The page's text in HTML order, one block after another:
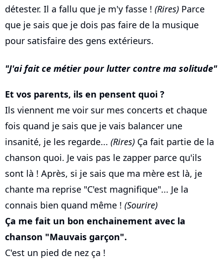
détester. Il a fallu que je m'y fasse ! (Rires) Parce
que je sais que je dois pas faire de la musique
pour satisfaire des gens extérieurs.
J'ai fait ce métier pour lutter contre ma solitude
Et vos parents, ils en pensent quoi ?
Ils viennent me voir sur mes concerts et chaque
fois quand je sais que je vais balancer une
insanité, je les regarde... (Rires) Ça fait partie de la
chanson quoi. Je vais pas le zapper parce qu'ils
sont là ! Après, si je sais que ma mère est là, je
chante ma reprise "C'est magnifique"... Je la
connais bien quand même ! (Sourire)
Ça me fait un bon enchainement avec la
chanson "Mauvais garçon".
C'est un pied de nez ça !